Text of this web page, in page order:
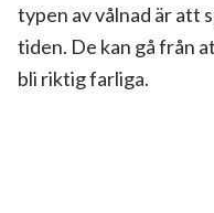
typen av vålnad är att
tiden. De kan gå från
bli riktig farliga.